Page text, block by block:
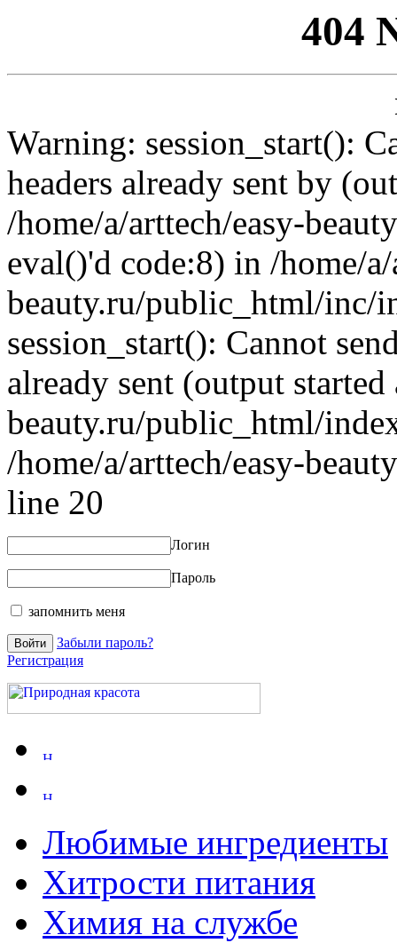
404
Warning: session_start():
headers already sent by
/home/a/arttech/easy-
eval()'d code:8) in /home/
beauty.ru/public_html/inc/
session_start(): Cannot
already sent (output
beauty.ru/public_html/
/home/a/arttech/easy-
line 20
Логин
Пароль
запомнить меня
Забыли пароль?
Регистрация
Любимые ингредиенты
Хитрости питания
Химия на службе